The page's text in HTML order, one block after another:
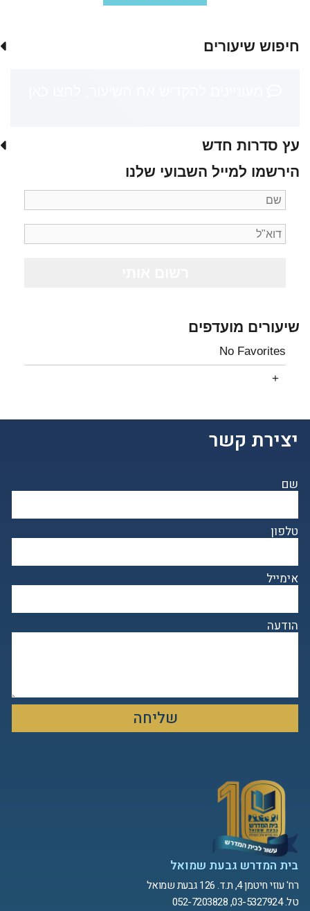
חיפוש שיעורים
עץ סדרות חדש
הירשמו למייל השבועי שלנו
שיעורים מועדפים
No Favorites
יצירת קשר
שם
טלפון
אימייל
הודעה
שליחה
בית המדרש גבעת שמואל
רח' עוזי חיטמן 4, ת.ד. 126 גבעת שמואל
טל. 03-5327924, 052-7203828